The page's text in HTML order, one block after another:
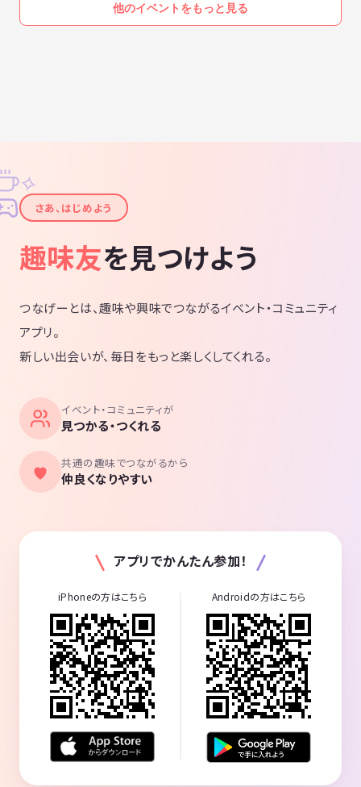
＜JR有楽町駅（地上）からのアクセス方法＞
4.ガード沿いをそのまま直進すると右手に居酒屋「やきとん多吉有楽町
店」が見えてきます。この交差点（正面は帝国ホテルタワー）を右に曲
がり2つ目のビル「紫ビル」の8階です。袖看板に「WhiteKey」の表示
が出ていますのでこのビルの8階が会場の「WhiteKey」になります。み
ゆき通りに面しています。
丸ノ内線、日比谷線のC1出口に向かいます。C1出口手前にGINZAファイ
ブの地下街が見えます（スタバや飲食店などがあります）。この地下街
に入りそのまま、まっすぐ直進します。突き当りまで来ましたら地上に
上がります。ちょうどJR線などのガード下あたりに出ます。GINZAファ
方向に進みます）。右手にはガード下の居酒屋や「すしざんまい」があ
りますので、右手に見ながらそのまま直進します。小さな交差点を渡り
ます。2個目のビル袖看板に「WhiteKey」の表示が出ていますのでこの
ビルの8階が会場になります。1階はスポーツバー、地下は300円Barで
す。みゆき通りに面しています。
（グーグルマップ）
安心らくらく「着席式」のスタートで、一人参加、初心者の方も、運営
に身を任せるだけで沢山の参加者と交流できます。後半は全員と名刺交
換も可能な立席に変わります。
のどが乾いたらお飲み物（ウーロン茶やアイスティー）をご自由にお取
りください（セルフサービスとなります）
◆よくある質問
Q. 所要時間はどのくらいですか？？
A. 開始から60-70分間を予定しています♪
他のイベントをもっと見る
✦
✧
さあ、はじめよう
趣味友を見つけよう
つなげーとは、趣味や興味でつながるイベント・コミュニティ
アプリ。
新しい出会いが、毎日をもっと楽しくしてくれる。
イベント・コミュニティが
見つかる・つくれる
共通の趣味でつながるから
仲良くなりやすい
アプリでかんたん参加！
iPhoneの方はこちら Androidの方はこちら